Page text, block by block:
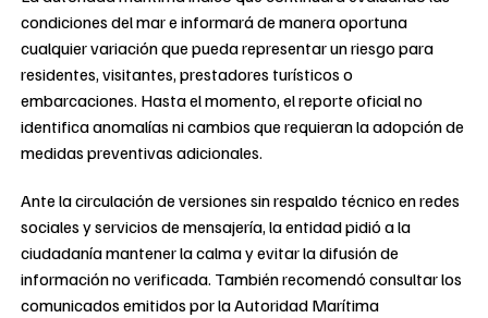
condiciones del mar e informará de manera oportuna
cualquier variación que pueda representar un riesgo para
residentes, visitantes, prestadores turísticos o
embarcaciones. Hasta el momento, el reporte oficial no
identifica anomalías ni cambios que requieran la adopción de
medidas preventivas adicionales.
Ante la circulación de versiones sin respaldo técnico en redes
sociales y servicios de mensajería, la entidad pidió a la
ciudadanía mantener la calma y evitar la difusión de
información no verificada. También recomendó consultar los
comunicados emitidos por la Autoridad Marítima